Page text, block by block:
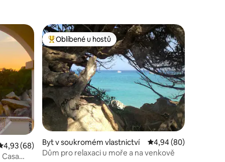
hodnocení 4,93 z 5, 68 hodnocení
4,93 (68)
Nejlepší v kategorii Oblíbené u hostů
Oblíbené u hostů
Byt v soukromém vlastnictví Průměrné hodnocení
4,94 (80)
Dům pro relaxaci u moře a na venkově